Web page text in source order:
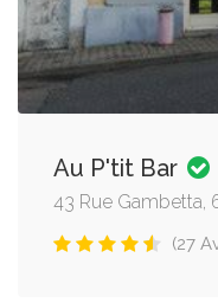
Au P'tit Bar
43 Rue Gambetta,
(27